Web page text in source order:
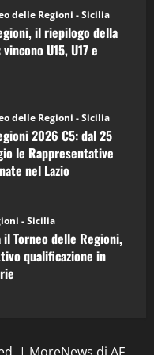
delle Regioni - Sicilia
il riepilogo della
U15, U17 e
delle Regioni - Sicilia
2026 C5: dal 25
le Rappresentative
nel Lazio
- Sicilia
il Torneo delle Regioni,
qualificazione in